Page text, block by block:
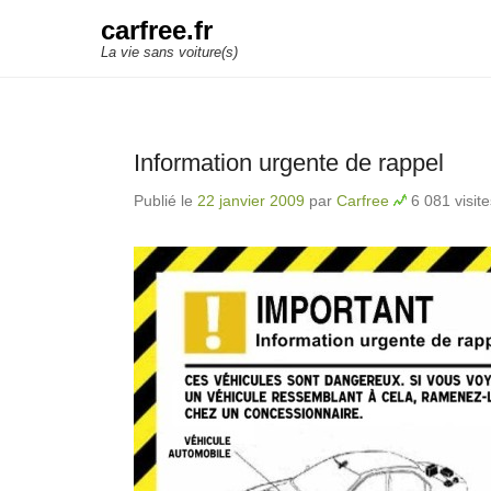
carfree.fr
La vie sans voiture(s)
Information urgente de rappel
Publié le 22 janvier 2009 par Carfree 6 081